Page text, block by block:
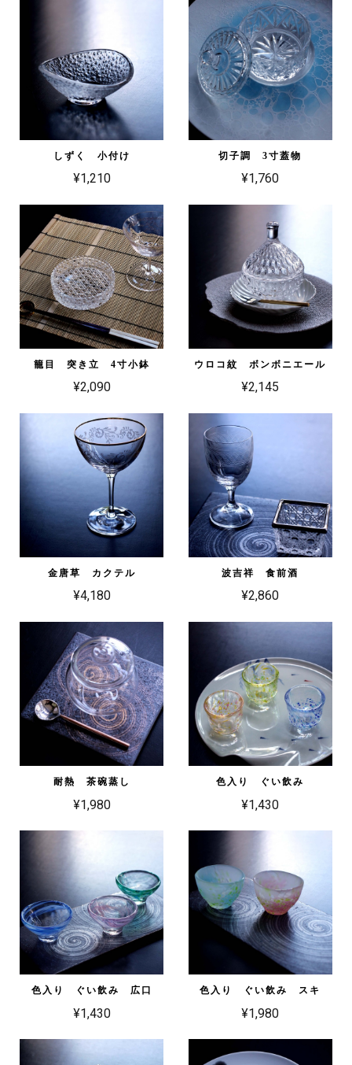
しずく 小付け
¥1,210
切子調 3寸蓋物
¥1,760
籠目 突き立 4寸小鉢
¥2,090
ウロコ紋 ボンボニエール
¥2,145
金唐草 カクテル
¥4,180
波吉祥 食前酒
¥2,860
耐熱 茶碗蒸し
¥1,980
色入り ぐい飲み
¥1,430
色入り ぐい飲み 広口
¥1,430
色入り ぐい飲み スキ
¥1,980